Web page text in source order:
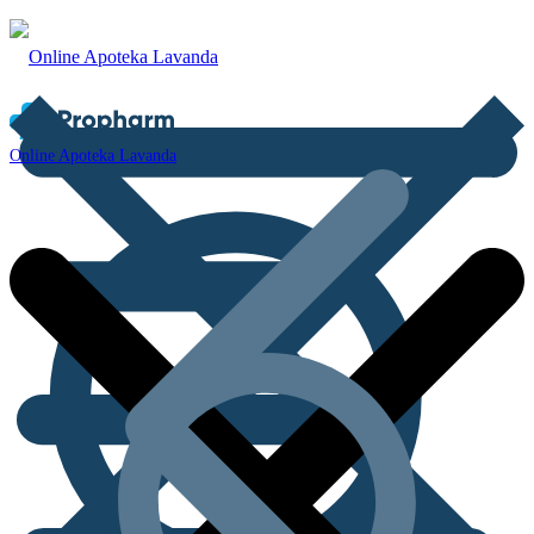
Online Apoteka Lavanda